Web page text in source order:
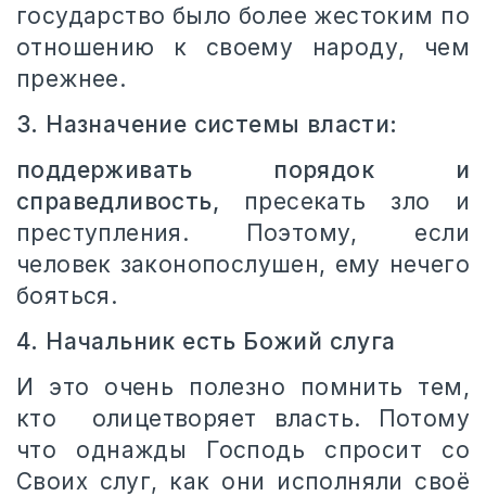
государство было более жестоким по
отношению к своему народу, чем
прежнее.
3. Назначение системы власти:
поддерживать порядок и
справедливость, пресекать зло и
преступления. Поэтому, если
человек законопослушен, ему нечего
бояться.
4. Начальник есть Божий слуга
И это очень полезно помнить тем,
кто олицетворяет власть. Потому
что однажды Господь спросит со
Своих слуг, как они исполняли своё